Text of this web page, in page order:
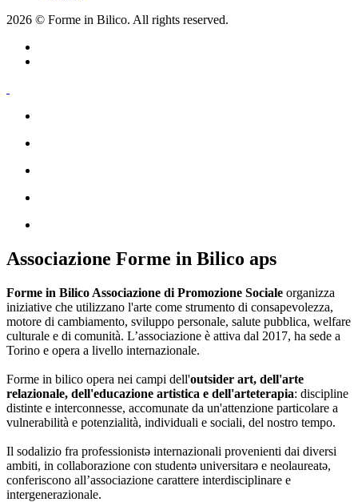
2026 © Forme in Bilico. All rights reserved.
Associazione Forme in Bilico aps
Forme in Bilico Associazione di Promozione Sociale organizza
iniziative che utilizzano l'arte come strumento di consapevolezza,
motore di cambiamento, sviluppo personale, salute pubblica, welfare
culturale e di comunità. L’associazione è attiva dal 2017, ha sede a
Torino e opera a livello internazionale.
Forme in bilico opera nei campi dell'outsider art, dell'arte
relazionale, dell'educazione artistica e dell'arteterapia: discipline
distinte e interconnesse, accomunate da un'attenzione particolare a
vulnerabilità e potenzialità, individuali e sociali, del nostro tempo.
Il sodalizio fra professionistə internazionali provenienti dai diversi
ambiti, in collaborazione con studentə universitarə e neolaureatə,
conferiscono all’associazione carattere interdisciplinare e
intergenerazionale.